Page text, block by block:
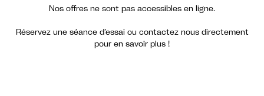
Nos offres ne sont pas accessibles en ligne.
Réservez une séance d’essai ou contactez nous directement
pour en savoir plus !